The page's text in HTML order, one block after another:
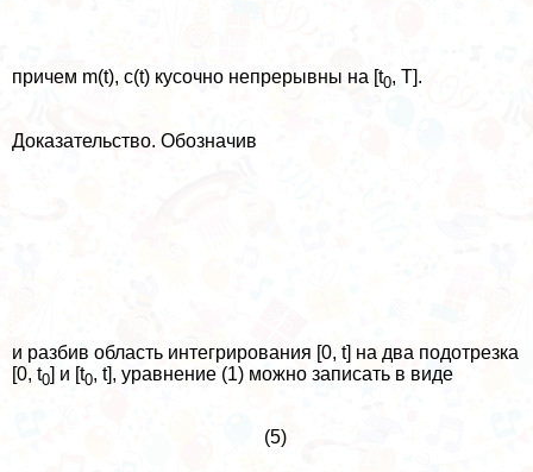
причем m(t), c(t) кусочно непрерывны на [t0, T].
Доказательство. Обозначив
и разбив область интегрирования [0, t] на два подотрезка
[0, t0] и [t0, t], уравнение (1) можно записать в виде
(5)